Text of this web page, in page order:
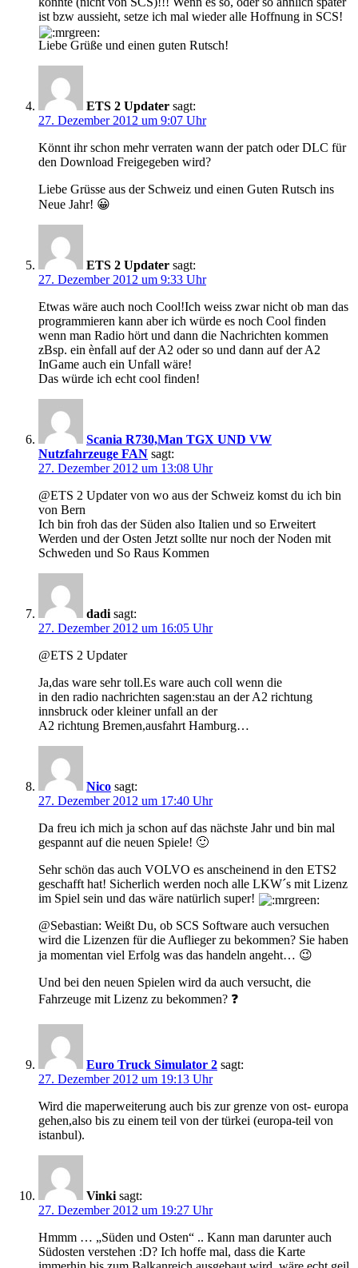
ist bzw aussieht, setze ich mal wieder alle Hoffnung in SCS!
Liebe Grüße und einen guten Rutsch!
ETS 2 Updater sagt:
27. Dezember 2012 um 9:07 Uhr
Könnt ihr schon mehr verraten wann der patch oder DLC für
den Download Freigegeben wird?
Liebe Grüsse aus der Schweiz und einen Guten Rutsch ins
Neue Jahr! 😀
ETS 2 Updater sagt:
27. Dezember 2012 um 9:33 Uhr
Etwas wäre auch noch Cool!Ich weiss zwar nicht ob man das
programmieren kann aber ich würde es noch Cool finden
wenn man Radio hört und dann die Nachrichten kommen
zBsp. ein ènfall auf der A2 oder so und dann auf der A2
InGame auch ein Unfall wäre!
Das würde ich echt cool finden!
Scania R730,Man TGX UND VW
Nutzfahrzeuge FAN sagt:
27. Dezember 2012 um 13:08 Uhr
@ETS 2 Updater von wo aus der Schweiz komst du ich bin
von Bern
Ich bin froh das der Süden also Italien und so Erweitert
Werden und der Osten Jetzt sollte nur noch der Noden mit
Schweden und So Raus Kommen
dadi sagt:
27. Dezember 2012 um 16:05 Uhr
@ETS 2 Updater
Ja,das ware sehr toll.Es ware auch coll wenn die
in den radio nachrichten sagen:stau an der A2 richtung
innsbruck oder kleiner unfall an der
A2 richtung Bremen,ausfahrt Hamburg…
Nico sagt:
27. Dezember 2012 um 17:40 Uhr
Da freu ich mich ja schon auf das nächste Jahr und bin mal
gespannt auf die neuen Spiele! 🙂
Sehr schön das auch VOLVO es anscheinend in den ETS2
geschafft hat! Sicherlich werden noch alle LKW´s mit Lizenz
im Spiel sein und das wäre natürlich super!
@Sebastian: Weißt Du, ob SCS Software auch versuchen
wird die Lizenzen für die Auflieger zu bekommen? Sie haben
ja momentan viel Erfolg was das handeln angeht… 😉
Und bei den neuen Spielen wird da auch versucht, die
Fahrzeuge mit Lizenz zu bekommen? ❓
Euro Truck Simulator 2 sagt:
27. Dezember 2012 um 19:13 Uhr
Wird die maperweiterung auch bis zur grenze von ost- europa
gehen,also bis zu einem teil von der türkei (europa-teil von
istanbul).
Vinki sagt:
27. Dezember 2012 um 19:27 Uhr
Hmmm … „Süden und Osten“ .. Kann man darunter auch
Südosten verstehen :D? Ich hoffe mal, dass die Karte